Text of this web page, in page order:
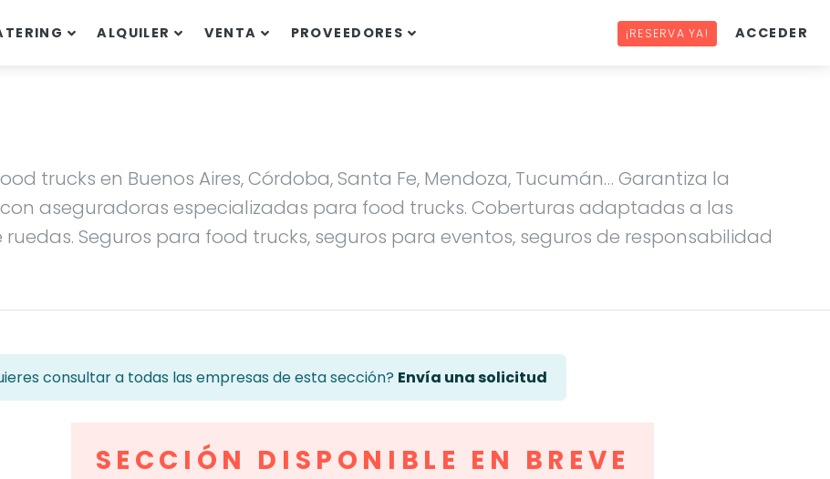
ALQUILER VENTA PROVEEDORES ¡RESERVA YA! ACCEDER
trucks en Buenos Aires, Córdoba, Santa Fe, Mendoza, Tucumán… Garantiza la
aseguradoras especializadas para food trucks. Coberturas adaptadas a las
Seguros para food trucks, seguros para eventos, seguros de responsabilidad
consultar a todas las empresas de esta sección? Envía una solicitud
SECCIÓN DISPONIBLE EN BREVE